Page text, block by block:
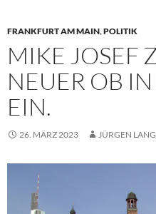
FRANKFURT AM MAIN,POLITIK
MIKE JOSEF
NEUER OB
EIN.
26. MÄRZ 2023 JÜRGEN